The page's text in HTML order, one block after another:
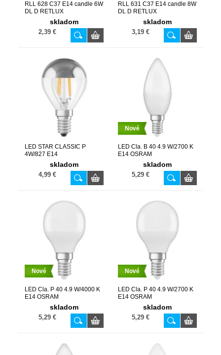
RLL 628 C37 E14 candle 6W
DL D RETLUX
skladom
2,39 €
RLL 631 C37 E14 candle 8W
DL D RETLUX
skladom
3,19 €
LED STAR CLASSIC P
4W/827 E14
skladom
4,99 €
Nové
LED Cla. B 40 4.9 W/2700 K
E14 OSRAM
skladom
5,29 €
Nové
LED Cla. P 40 4.9 W/4000 K
E14 OSRAM
skladom
5,29 €
Nové
LED Cla. P 40 4.9 W/2700 K
E14 OSRAM
skladom
5,29 €